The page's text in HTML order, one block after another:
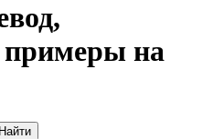
примеры на
Найти